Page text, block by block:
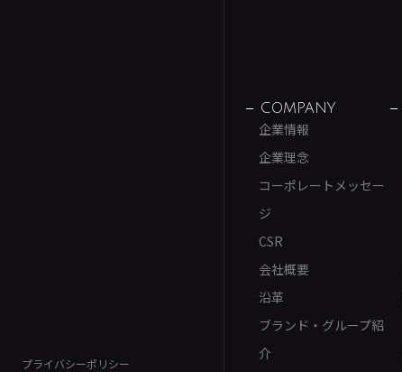
プライバシーポリシー
COMPANY
企業情報
企業理念
コーポレートメッセー
ジ
CSR
会社概要
沿革
ブランド・グループ紹
介